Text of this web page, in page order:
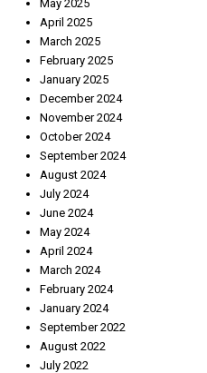
May 2025
April 2025
March 2025
February 2025
January 2025
December 2024
November 2024
October 2024
September 2024
August 2024
July 2024
June 2024
May 2024
April 2024
March 2024
February 2024
January 2024
September 2022
August 2022
July 2022